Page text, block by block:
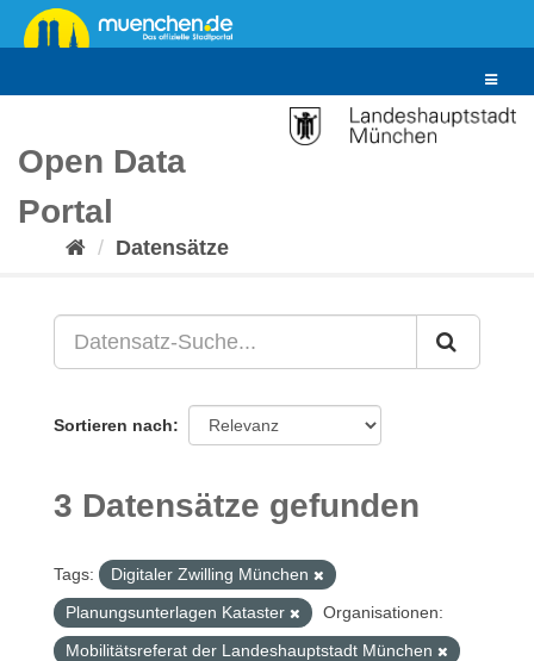
Überspringen
zum
Toggle
Open Data
Portal
Datensätze
Sortieren nach
3 Datensätze gefunden
Tags:
Digitaler Zwilling München
Planungsunterlagen Kataster
Organisationen:
Mobilitätsreferat der Landeshauptstadt München